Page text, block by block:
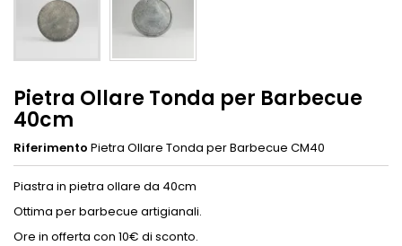
Pietra Ollare Tonda per Barbecue
40cm
Riferimento Pietra Ollare Tonda per Barbecue CM40
Piastra in pietra ollare da 40cm
Ottima per barbecue artigianali.
Ore in offerta con 10€ di sconto.